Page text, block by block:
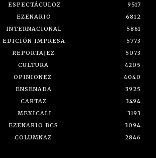
ESPECTÁCULOZ
9517
EZENARIO
6812
INTERNACIONAL
5861
EDICIÓN IMPRESA
5773
REPORTAJEZ
5073
CULTURA
4205
OPINIONEZ
4040
ENSENADA
3925
CARTAZ
3494
MEXICALI
3193
EZENARIO BCS
3094
COLUMNAZ
2846